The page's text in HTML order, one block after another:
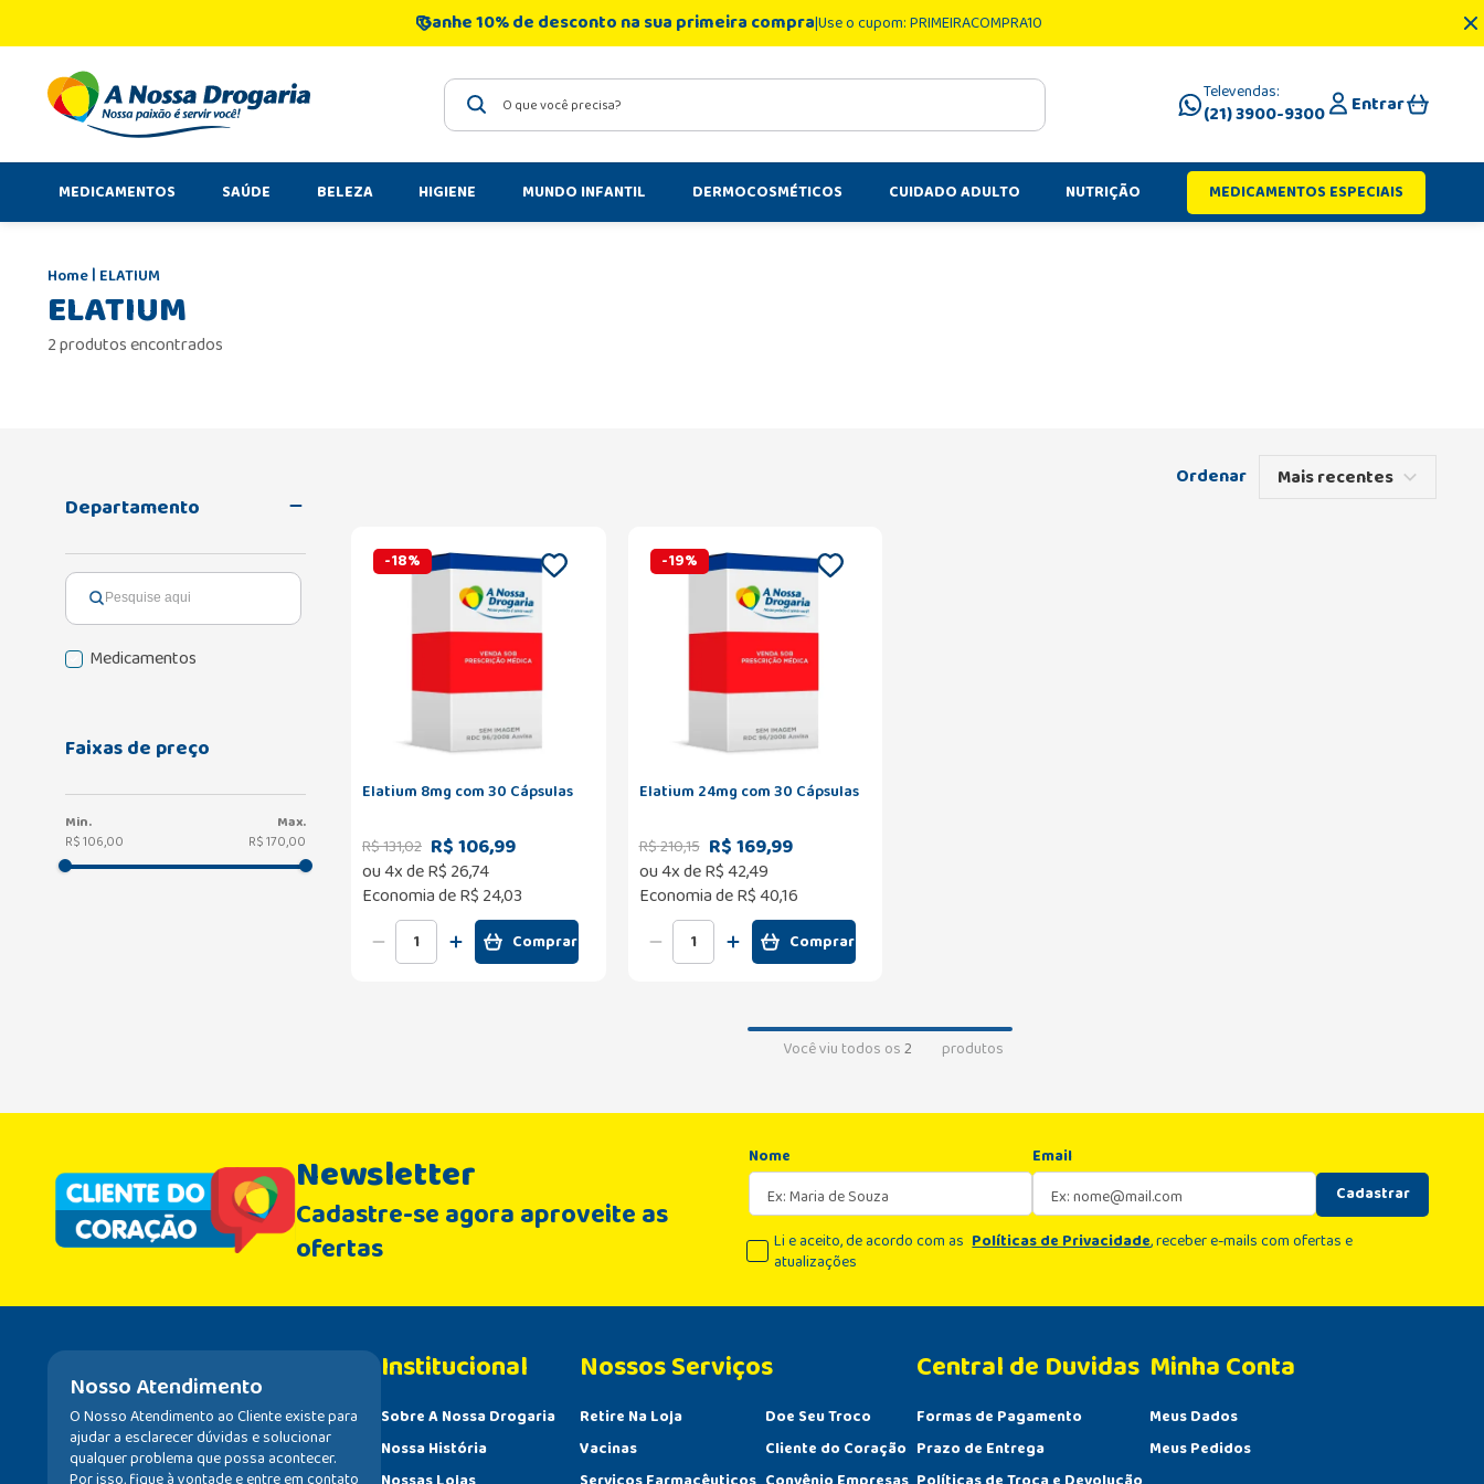
Ganhe 10% de desconto na sua primeira compraUse o cupom: PRIMEIRACOMPRA10
O que você precisa? Televendas:
(21) 3900-9300 Entrar
MEDICAMENTOS SAÚDE BELEZA HIGIENE MUNDO INFANTIL DERMOCOSMÉTICOS CUIDADO ADULTO NUTRIÇÃO MEDICAMENTOS ESPECIAIS
ELATIUM
ELATIUM
2 produtos encontrados
Departamento
Medicamentos
Faixas de preço
R$ 106,00 R$ 170,00
Mais recentes
-18%
Elatium 8mg com 30 Cápsulas
R$131,02 R$ 106,99
ou4x deR$ 26,74
Economia deR$ 24,03
Comprar
-19%
Elatium 24mg com 30 Cápsulas
R$210,15 R$ 169,99
ou4x deR$42,49
Economia deR$ 40,16
Comprar
Você viu todos os2 produtos
Newsletter
Cadastre-se agora aproveite as
ofertas
Nome
Email
Cadastrar
Li e aceito, de acordo com as Políticas de Privacidade, receber e-mails com ofertas e
atualizações
Nosso Atendimento
O Nosso Atendimento ao Cliente existe para
ajudar a esclarecer dúvidas e solucionar
qualquer problema que possa acontecer.
Institucional
Sobre A Nossa Drogaria
Nossa História
Retire Na Loja
Vacinas
Doe Seu Troco
Cliente do Coração
Central de Duvidas
Formas de Pagamento
Prazo de Entrega
Minha Conta
Meus Dados
Meus Pedidos